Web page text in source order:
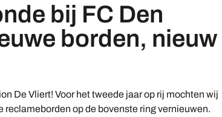
bij FC Den
borden, nieuw
De Vliert! Voor het tweede jaar op rij mochten wij
reclameborden op de bovenste ring vernieuwen.